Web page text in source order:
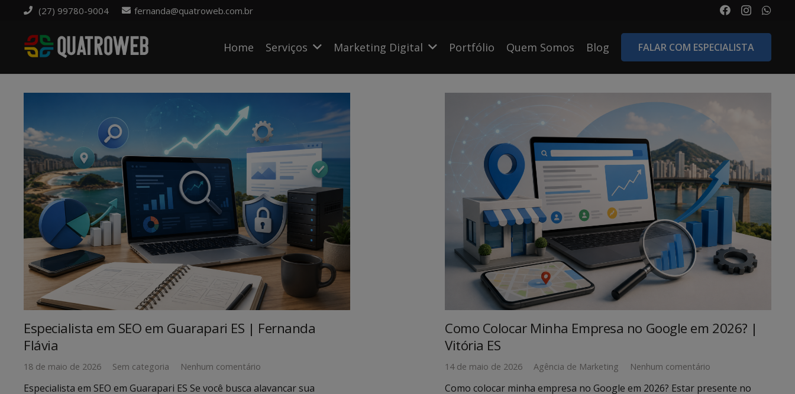
(27) 99780-9004 fernanda@quatroweb.com.br
Home Serviços Marketing Digital Portfólio Quem Somos Blog FALAR COM ESPECIALISTA
Especialista em SEO em Guarapari ES | Fernanda
Flávia
18 de maio de 2026 Sem categoria Nenhum comentário
Especialista em SEO em Guarapari ES Se você busca alavancar sua
Como Colocar Minha Empresa no Google em 2026? |
Vitória ES
14 de maio de 2026 Agência de Marketing Nenhum comentário
Como colocar minha empresa no Google em 2026? Estar presente no